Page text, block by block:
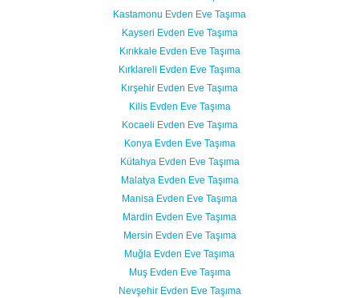
Kastamonu Evden Eve Taşıma
Kayseri Evden Eve Taşıma
Kırıkkale Evden Eve Taşıma
Kırklareli Evden Eve Taşıma
Kırşehir Evden Eve Taşıma
Kilis Evden Eve Taşıma
Kocaeli Evden Eve Taşıma
Konya Evden Eve Taşıma
Kütahya Evden Eve Taşıma
Malatya Evden Eve Taşıma
Manisa Evden Eve Taşıma
Mardin Evden Eve Taşıma
Mersin Evden Eve Taşıma
Muğla Evden Eve Taşıma
Muş Evden Eve Taşıma
Nevşehir Evden Eve Taşıma